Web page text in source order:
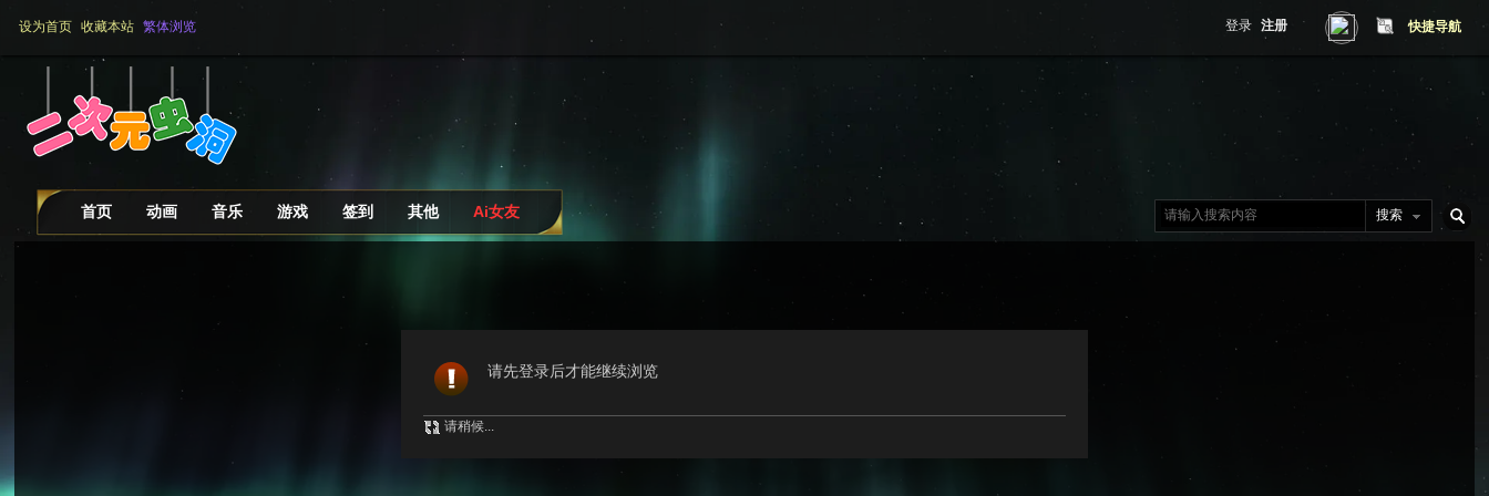
设为首页 收藏本站 繁体浏览 快捷导航
登录 注册
搜索
首页 动画 音乐 游戏 签到 其他 Ai女友
请先登录后才能继续浏览
请稍候...